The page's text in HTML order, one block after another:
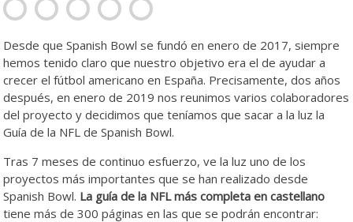
Desde que Spanish Bowl se fundó en enero de 2017, siempre
hemos tenido claro que nuestro objetivo era el de ayudar a
crecer el fútbol americano en España. Precisamente, dos años
después, en enero de 2019 nos reunimos varios colaboradores
del proyecto y decidimos que teníamos que sacar a la luz la
Guía de la NFL de Spanish Bowl.
Tras 7 meses de continuo esfuerzo, ve la luz uno de los
proyectos más importantes que se han realizado desde
Spanish Bowl. La guía de la NFL más completa en castellano
tiene más de 300 páginas en las que se podrán encontrar: